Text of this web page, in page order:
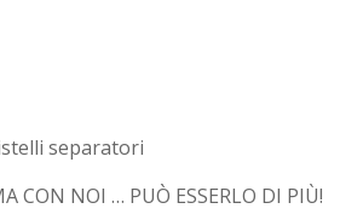
separatori
CON NOI … PUÒ ESSERLO DI PIÙ!